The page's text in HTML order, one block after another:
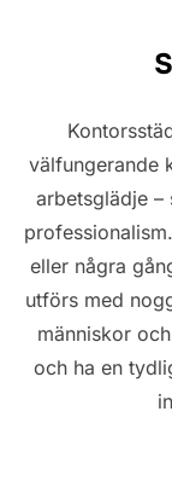
välfungerande
arbetsglädje
eller några
utförs med
människor
och ha en